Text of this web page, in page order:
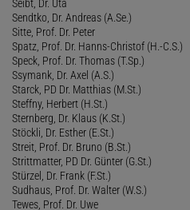
Seibt, Dr. Uta
Sendtko, Dr. Andreas (A.Se.)
Sitte, Prof. Dr. Peter
Spatz, Prof. Dr. Hanns-Christof (H.-C.S.)
Speck, Prof. Dr. Thomas (T.Sp.)
Ssymank, Dr. Axel (A.S.)
Starck, PD Dr. Matthias (M.St.)
Steffny, Herbert (H.St.)
Sternberg, Dr. Klaus (K.St.)
Stöckli, Dr. Esther (E.St.)
Streit, Prof. Dr. Bruno (B.St.)
Strittmatter, PD Dr. Günter (G.St.)
Stürzel, Dr. Frank (F.St.)
Sudhaus, Prof. Dr. Walter (W.S.)
Tewes, Prof. Dr. Uwe